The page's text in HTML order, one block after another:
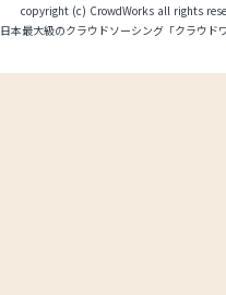
copyright (c) CrowdWorks all rights
日本最大級のクラウドソーシング「クラウド